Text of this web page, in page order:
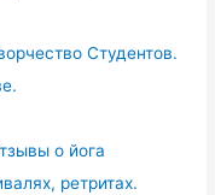
Студентов.
о йога
ретритах.